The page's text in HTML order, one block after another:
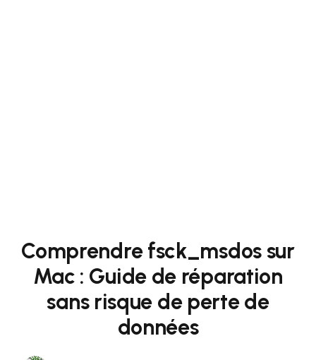
Comprendre fsck_msdos sur
Mac : Guide de réparation
sans risque de perte de
données